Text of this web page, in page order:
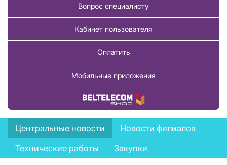
Вопрос специалисту
Кабинет пользователя
Оплатить
Мобильные приложения
Купить товар
News
menu
Центральные новости
Новости филиалов
Технические работы
Закупки